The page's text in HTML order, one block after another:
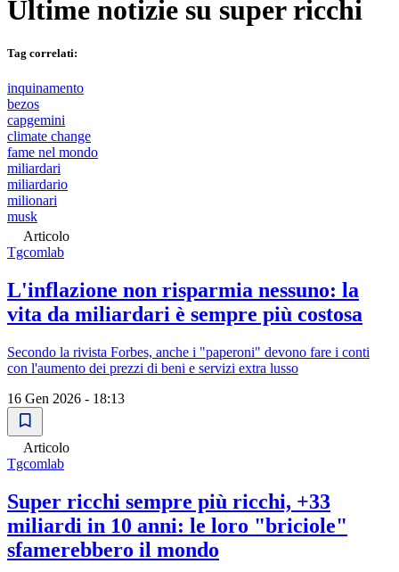
Ultime notizie su super ricchi
Tag correlati:
inquinamento
bezos
capgemini
climate change
fame nel mondo
miliardari
miliardario
milionari
musk
Articolo
Tgcomlab
L'inflazione non risparmia nessuno: la
vita da miliardari è sempre più costosa
Secondo la rivista Forbes, anche i "paperoni" devono fare i conti
con l'aumento dei prezzi di beni e servizi extra lusso
16 Gen 2026 - 18:13
Articolo
Tgcomlab
Super ricchi sempre più ricchi, +33
miliardi in 10 anni: le loro "briciole"
sfamerebbero il mondo